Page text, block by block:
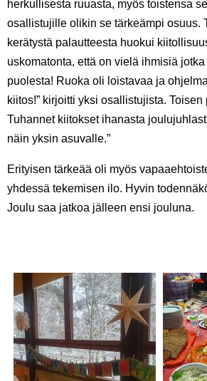
herkullisesta ruuasta, myös toistensa
osallistujille olikin se tärkeämpi osuus.
kerätystä palautteesta huokui
uskomatonta, että on vielä ihmisiä
puolesta! Ruoka oli loistavaa ja
kiitos!” kirjoitti yksi osallistujista. Toisen
Tuhannet kiitokset ihanasta
näin yksin asuvalle.”
Erityisen tärkeää oli myös
yhdessä tekemisen ilo. Hyvin
Joulu saa jatkoa jälleen ensi jouluna.